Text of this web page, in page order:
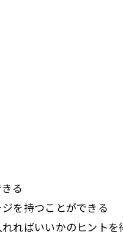
る
を持つことができる
ればいいかのヒントを